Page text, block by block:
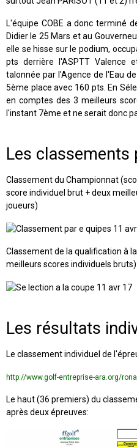
L'équipe COBE a donc terminé
Didier le 25 Mars et au
elle se hisse sur le podium,
pts derrière l'ASPTT Valence
talonnée par l'Agence de l'Eau
5ème place avec 160 pts. En
en comptes des 3 meilleurs
l'instant 7ème et ne serait donc
Les classements
Classement du Championnat
score individuel brut + deux
joueurs)
Classement de la qualification à
meilleurs scores individuels bruts):
Les résultats
Le classement individuel de
http://www.golf-entreprise-ara.org/
Le haut (36 premiers) du
après deux épreuves: